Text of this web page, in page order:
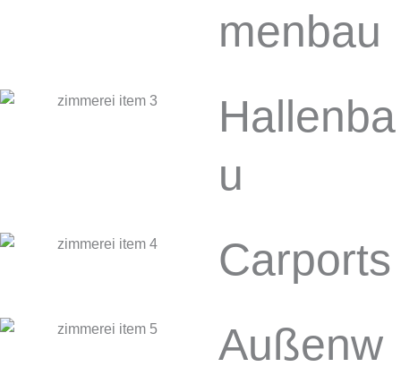
men­bau
Hallenba
u
Carports
Außenw